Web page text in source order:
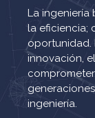
La ingeniería
la eficiencia;
oportunidad.
innovación,
ingeniería.